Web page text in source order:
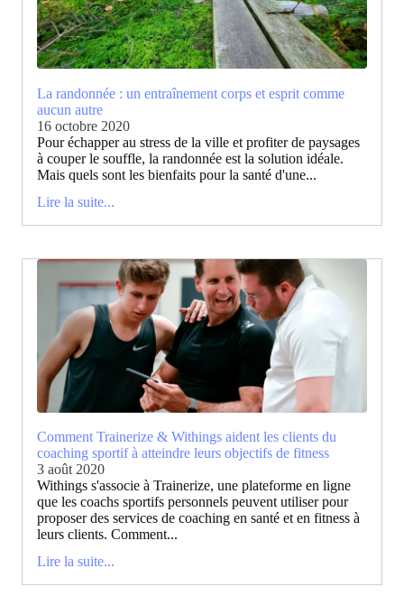
La randonnée : un entraînement corps et esprit comme
aucun autre
16 octobre 2020
Pour échapper au stress de la ville et profiter de paysages
à couper le souffle, la randonnée est la solution idéale.
Mais quels sont les bienfaits pour la santé d'une...
Lire la suite...
Comment Trainerize & Withings aident les clients du
coaching sportif à atteindre leurs objectifs de fitness
3 août 2020
Withings s'associe à Trainerize, une plateforme en ligne
que les coachs sportifs personnels peuvent utiliser pour
proposer des services de coaching en santé et en fitness à
leurs clients. Comment...
Lire la suite...